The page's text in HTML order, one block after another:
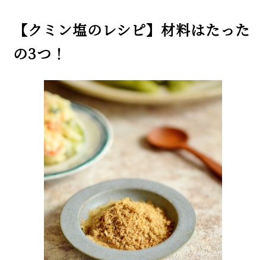
【クミン塩のレシピ】材料はたった
の3つ！
作る本格派！ スープカレーのレ
シピ。夏野菜と相性抜群♪
肉は焼いてから下ゆででトロト
ロに♡
MORE